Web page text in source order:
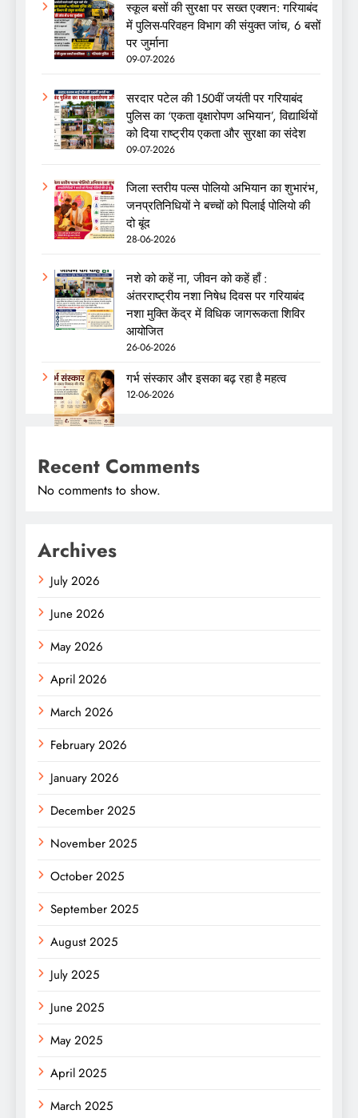
स्कूल बसों की सुरक्षा पर सख्त एक्शन: गरियाबंद
में पुलिस-परिवहन विभाग की संयुक्त जांच, 6 बसों
पर जुर्माना
09-07-2026
सरदार पटेल की 150वीं जयंती पर गरियाबंद
पुलिस का ‘एकता वृक्षारोपण अभियान’, विद्यार्थियों
को दिया राष्ट्रीय एकता और सुरक्षा का संदेश
09-07-2026
जिला स्तरीय पल्स पोलियो अभियान का शुभारंभ,
जनप्रतिनिधियों ने बच्चों को पिलाई पोलियो की
दो बूंद
28-06-2026
नशे को कहें ना, जीवन को कहें हाँ :
अंतरराष्ट्रीय नशा निषेध दिवस पर गरियाबंद
नशा मुक्ति केंद्र में विधिक जागरूकता शिविर
आयोजित
26-06-2026
गर्भ संस्कार और इसका बढ़ रहा है महत्व
12-06-2026
Recent Comments
No comments to show.
Archives
July 2026
June 2026
May 2026
April 2026
March 2026
February 2026
January 2026
December 2025
November 2025
October 2025
September 2025
August 2025
July 2025
June 2025
May 2025
April 2025
March 2025